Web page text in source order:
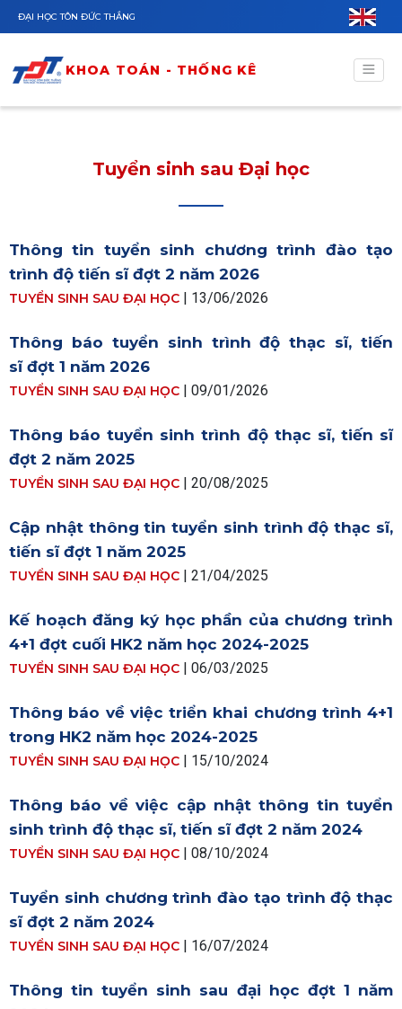
Nhảy đến nội dung
ĐẠI HỌC TÔN ĐỨC THẮNG
KHOA TOÁN - THỐNG KÊ
Tuyển sinh sau Đại học
Thông tin tuyển sinh chương trình đào tạo
trình độ tiến sĩ đợt 2 năm 2026
TUYỂN SINH SAU ĐẠI HỌC | 13/06/2026
Thông báo tuyển sinh trình độ thạc sĩ, tiến
sĩ đợt 1 năm 2026
TUYỂN SINH SAU ĐẠI HỌC | 09/01/2026
Thông báo tuyển sinh trình độ thạc sĩ, tiến sĩ
đợt 2 năm 2025
TUYỂN SINH SAU ĐẠI HỌC | 20/08/2025
Cập nhật thông tin tuyển sinh trình độ thạc sĩ,
tiến sĩ đợt 1 năm 2025
TUYỂN SINH SAU ĐẠI HỌC | 21/04/2025
Kế hoạch đăng ký học phần của chương trình
4+1 đợt cuối HK2 năm học 2024-2025
TUYỂN SINH SAU ĐẠI HỌC | 06/03/2025
Thông báo về việc triển khai chương trình 4+1
trong HK2 năm học 2024-2025
TUYỂN SINH SAU ĐẠI HỌC | 15/10/2024
Thông báo về việc cập nhật thông tin tuyển
sinh trình độ thạc sĩ, tiến sĩ đợt 2 năm 2024
TUYỂN SINH SAU ĐẠI HỌC | 08/10/2024
Tuyển sinh chương trình đào tạo trình độ thạc
sĩ đợt 2 năm 2024
TUYỂN SINH SAU ĐẠI HỌC | 16/07/2024
Thông tin tuyển sinh sau đại học đợt 1 năm